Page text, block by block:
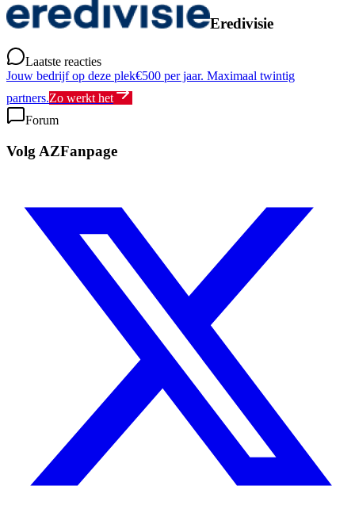
Eredivisie
Laatste reacties
Jouw bedrijf op deze plek€500 per jaar. Maximaal twintig
partners.Zo werkt het
Forum
Volg AZFanpage